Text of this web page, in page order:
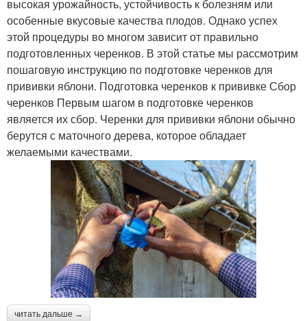
высокая урожайность, устойчивость к болезням или
особенные вкусовые качества плодов. Однако успех
этой процедуры во многом зависит от правильно
подготовленных черенков. В этой статье мы рассмотрим
пошаговую инструкцию по подготовке черенков для
прививки яблони. Подготовка черенков к прививке Сбор
черенков Первым шагом в подготовке черенков
является их сбор. Черенки для прививки яблони обычно
берутся с маточного дерева, которое обладает
желаемыми качествами.
читать дальше →